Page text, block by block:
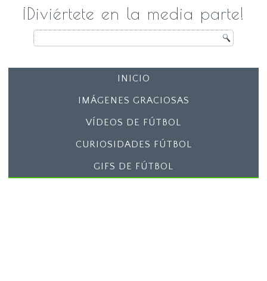
¡Diviértete en la media parte!
INICIO
IMÁGENES GRACIOSAS
VÍDEOS DE FÚTBOL
CURIOSIDADES FÚTBOL
GIFS DE FÚTBOL